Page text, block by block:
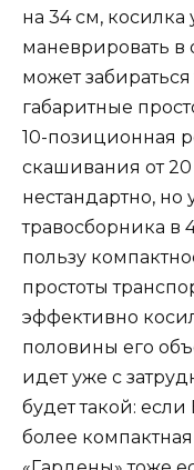
на 34 см,
маневрировать в
может
габаритные
10-позиционная
скашивания от
нестандартно,
травосборника в
пользу
простоты
эффективно
половины его
идет уже с
будет такой:
более